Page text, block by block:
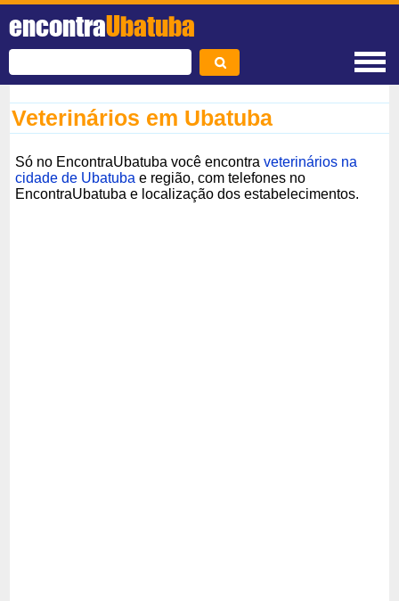
encontraUbatuba
Veterinários em Ubatuba
Só no EncontraUbatuba você encontraveterinários na
cidade de Ubatuba e região, com telefones no
EncontraUbatuba e localização dos estabelecimentos.